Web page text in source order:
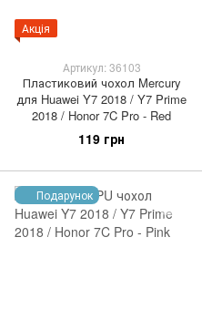
Акція
Артикул: 36103
Пластиковий чохол Mercury
для Huawei Y7 2018 / Y7 Prime
2018 / Honor 7C Pro - Red
119 грн
Подарунок